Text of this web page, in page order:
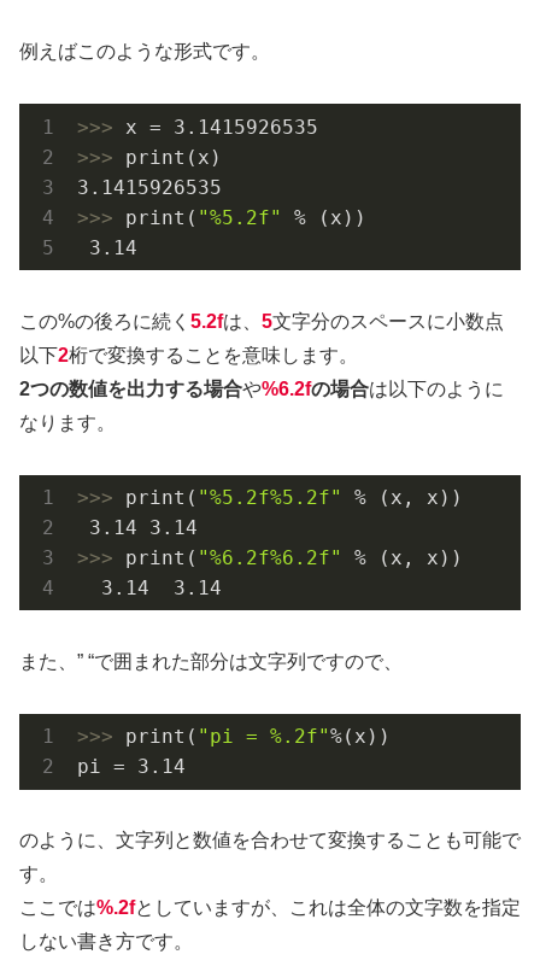
例えばこのような形式です。
>>> x = 3.1415926535
>>>
3.1415926535
>>> print( "%5.2f"
% (x))
3.14
この%の後ろに続く 5.2fは、 5文字分のスペースに小数点
以下2桁で変換することを意味します。
2つの数値を出力する場合や%6.2fの場合は以下のように
なります。
>>> print( "%5.2f%5.2f"
% (x, x))
3.14
3.14
>>> print( "%6.2f%6.2f"
% (x, x))
3.14
3.14
また、” “で囲まれた部分は文字列ですので、
>>> print( "pi = %.2f"%(x))
pi = 3.14
のように、文字列と数値を合わせて変換することも可能で
す。
ここでは%.2fとしていますが、これは全体の文字数を指定
しない書き方です。